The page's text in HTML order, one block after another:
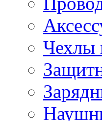
Чехлы